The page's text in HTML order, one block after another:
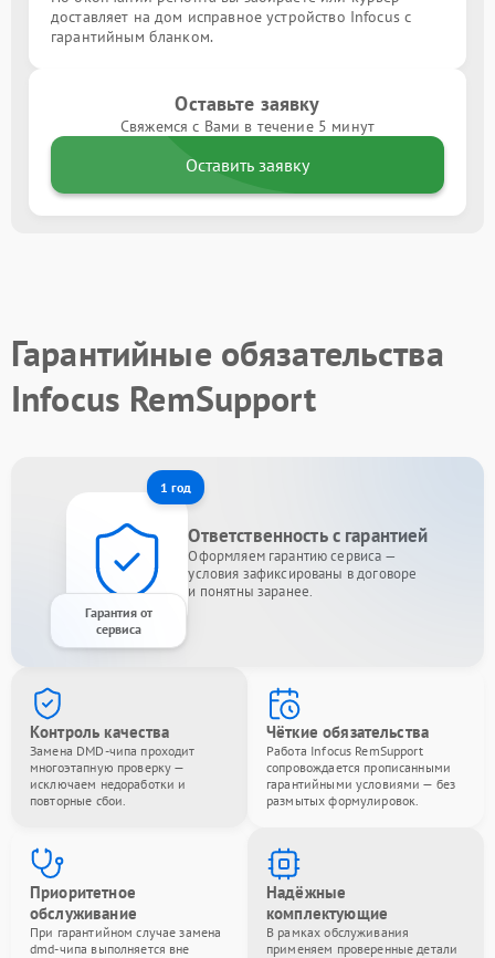
доставляет на дом исправное устройство Infocus с
гарантийным бланком.
Оставьте заявку
Свяжемся с Вами в течение 5 минут
Оставить заявку
Гарантийные обязательства
Infocus RemSupport
1 год
Гарантия от
сервиса
Ответственность с гарантией
Оформляем гарантию сервиса —
условия зафиксированы в договоре
и понятны заранее.
Контроль качества
Замена DMD-чипа проходит
многоэтапную проверку —
исключаем недоработки и
повторные сбои.
Чёткие обязательства
Работа Infocus RemSupport
сопровождается прописанными
гарантийными условиями — без
размытых формулировок.
Приоритетное
обслуживание
При гарантийном случае замена
dmd-чипа выполняется вне
Надёжные
комплектующие
В рамках обслуживания
применяем проверенные детали